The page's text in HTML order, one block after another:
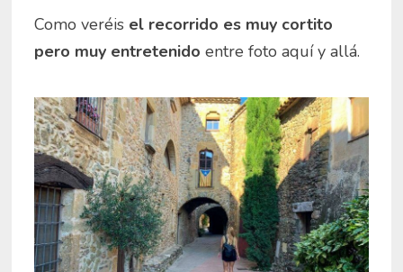
Como veréis el recorrido es muy cortito
pero muy entretenido entre foto aquí y allá.